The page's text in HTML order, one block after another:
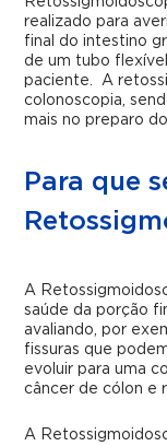
realizado para
final do intestino
de um tubo
paciente. A
colonoscopia,
mais no preparo
Para que
A
saúde da porção
avaliando, por
fissuras que
evoluir para uma
câncer de cólon e
A